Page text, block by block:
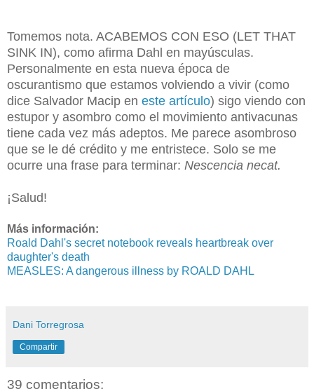
Tomemos nota. ACABEMOS CON ESO (LET THAT
SINK IN), como afirma Dahl en mayúsculas.
Personalmente en esta nueva época de
oscurantismo que estamos volviendo a vivir (como
dice Salvador Macip en este artículo) sigo viendo con
estupor y asombro como el movimiento antivacunas
tiene cada vez más adeptos. Me parece asombroso
que se le dé crédito y me entristece. Solo se me
ocurre una frase para terminar: Nescencia necat.
¡Salud!
Más información:
Roald Dahl's secret notebook reveals heartbreak over
daughter's death
MEASLES: A dangerous illness by ROALD DAHL
Dani Torregrosa
Compartir
39 comentarios: